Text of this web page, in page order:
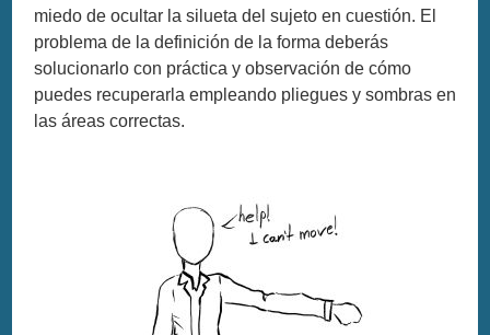
miedo de ocultar la silueta del sujeto en cuestión. El
problema de la definición de la forma deberás
solucionarlo con práctica y observación de cómo
puedes recuperarla empleando pliegues y sombras en
las áreas correctas.